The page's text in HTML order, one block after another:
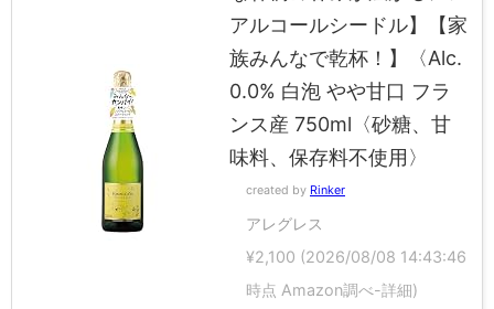
アルコールシードル】【家
族みんなで乾杯！】〈Alc.
0.0% 白泡 やや甘口 フラ
ンス産 750ml〈砂糖、甘
味料、保存料不使用〉
created by Rinker
アレグレス
¥2,100 (2026/08/08 14:43:46
時点 Amazon調べ-詳細)